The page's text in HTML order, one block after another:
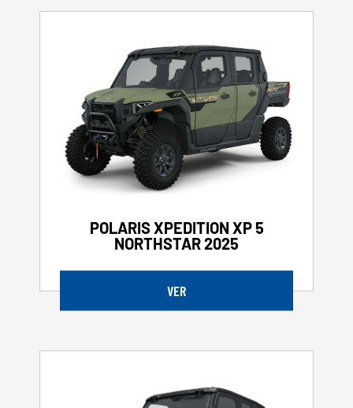
POLARIS XPEDITION XP 5
NORTHSTAR 2025
VER